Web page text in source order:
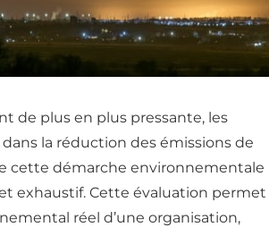
de plus en plus pressante, les
la réduction des émissions de
cette démarche environnementale
exhaustif. Cette évaluation permet
réel d’une organisation,